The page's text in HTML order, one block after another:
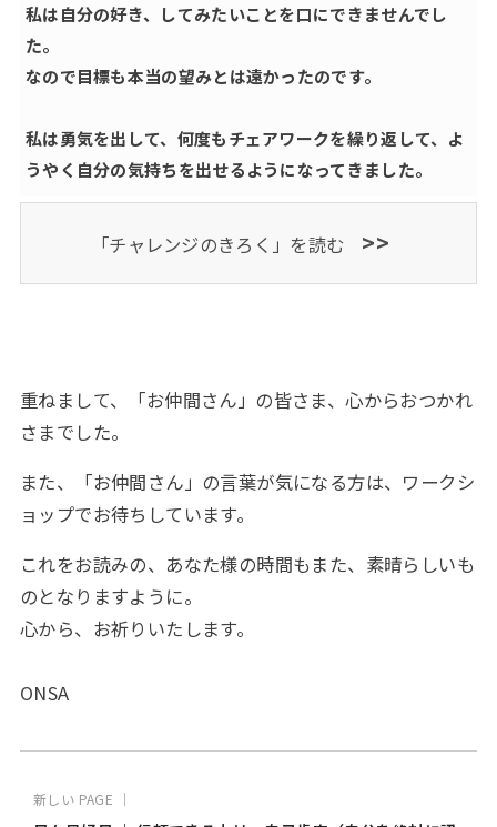
私は自分の好き、してみたいことを口にできませんでし
た。
なので目標も本当の望みとは遠かったのです。
私は勇気を出して、何度もチェアワークを繰り返して、よ
うやく自分の気持ちを出せるようになってきました。
「チャレンジのきろく」を読む >>
重ねまして、「お仲間さん」の皆さま、心からおつかれ
さまでした。
また、「お仲間さん」の言葉が気になる方は、ワークシ
ョップでお待ちしています。
これをお読みの、あなた様の時間もまた、素晴らしいも
のとなりますように。
心から、お祈りいたします。
ONSA
新しい PAGE ｜